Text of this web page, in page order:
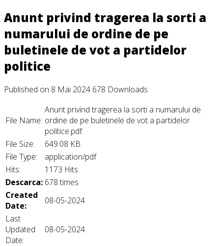
Anunt privind tragerea la sorti a
numarului de ordine de pe
buletinele de vot a partidelor
politice
Published on 8 Mai 2024 678 Downloads
File Name:
Anunt privind tragerea la sorti a numarului de
ordine de pe buletinele de vot a partidelor
politice.pdf
File Size:
649.08 KB
File Type:
application/pdf
Hits:
1173 Hits
Descarca: 678 times
Created
Date:
08-05-2024
Last
Updated
Date:
08-05-2024